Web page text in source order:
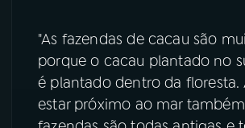
"As fazendas de cacau são
porque o cacau plantado no
é plantado dentro da floresta.
estar próximo ao mar